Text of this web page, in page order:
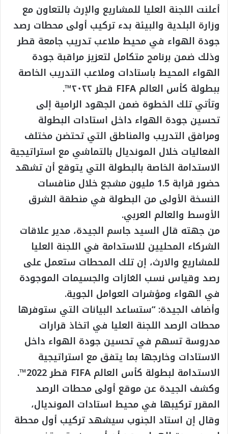
أعلنت اللجنة العليا للمشاريع والإرث بالتعاون مع
وزارة البلدية والبيئة بدء تركيب أولى محطات رصد
جودة الهواء في محيط ملاعب تدريب جامعة قطر
وذلك ضمن برنامج متكامل لتعزيز مراقبة جودة
الهواء المحيط باستادات وملاعب التدريب الخاصة
ببطولة كأس العالم FIFA قطر ٢٠٢٢™.
وتأتي تلك الخطوة ضمن الجهود الرامية إلى
تحسين جودة الهواء داخل استادات البطولة
ومرافق التدريب والمناطق التي تحتضن مختلف
الفعاليات خلال المونديال بالتماشي مع استراتيجية
الاستدامة الخاصة بالبطولة التي يتوقع أن تشهد
حضور قرابة 1.5 مليون مشجع خلال منافسات
النسخة الأولى من البطولة في منطقة الشرق
الأوسط والعالم العربي.
من جهته قال السيد جاسم الجيدة، مدير علاقات
الشركاء المحليين للاستدامة في اللجنة العليا
للمشاريع والارث، إن تلك المحطات ستعمل على
رصد وقياس نسب الغازات والجسيمات الموجودة
في الهواء ومؤشرات العوامل الجوية.
وأضاف الجيدة: “ستساعد البيانات التي ستوفرها
محطات الرصد اللجنة العليا في اتخاذ قرارات
مدروسة تسهم في تحسين جودة الهواء داخل
الاستادات وخارجها بما يتفق مع استراتيجية
الاستدامة لبطولة كأس العالم FIFA قطر 2022™.
وكشف الجيدة عن موقع أولى محطات الرصد
المقرر تركيبها في محيط استادات المونديال،
وقال إن استاد الجنوب سيشهد تركيب أول محطة